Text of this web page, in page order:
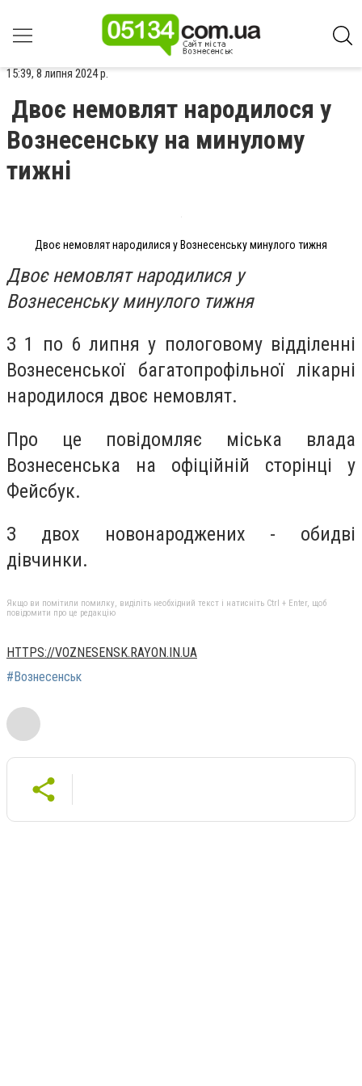
15:39, 8 липня 2024 р.
Двоє немовлят народилося у
Вознесенську на минулому
тижні
Двоє немовлят народилися у Вознесенську минулого тижня
Двоє немовлят народилися у
Вознесенську минулого тижня
З 1 по 6 липня у пологовому відділенні
Вознесенської багатопрофільної лікарні
народилося двоє немовлят.
Про це повідомляє міська влада
Вознесенська на офіційній сторінці у
Фейсбук.
З двох новонароджених - обидві
дівчинки.
Якщо ви помітили помилку, виділіть необхідний текст і натисніть Ctrl + Enter, щоб
повідомити про це редакцію
HTTPS://VOZNESENSK.RAYON.IN.UA
#Вознесенськ